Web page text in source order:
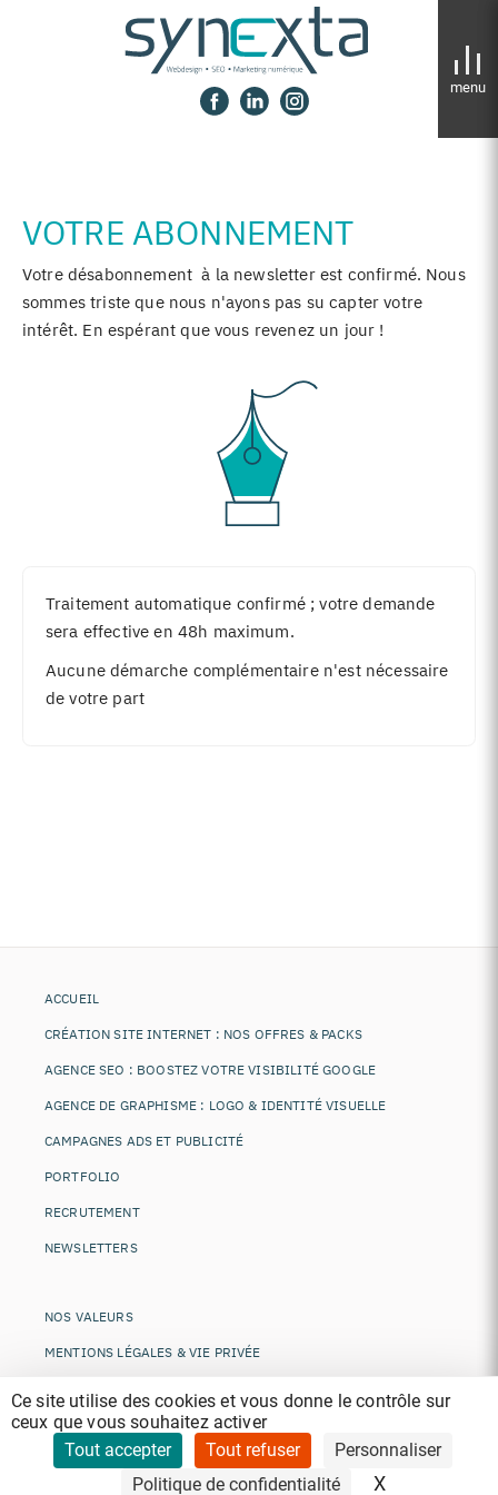
Panneau de gestion des cookies
Ce site utilise des cookies et vous donne le contrôle sur
ceux que vous souhaitez activer
Tout accepter
Tout refuser
Personnaliser
Politique de confidentialité
XMasquer le
VOTRE ABONNEMENT
Votre désabonnement à la newsletter est confirmé. Nous
sommes triste que nous n'ayons pas su capter votre
intérêt. En espérant que vous revenez un jour !
Traitement automatique confirmé ; votre demande
sera effective en 48h maximum.
Aucune démarche complémentaire n'est nécessaire
de votre part
ACCUEIL
CRÉATION SITE INTERNET : NOS OFFRES & PACKS
AGENCE SEO : BOOSTEZ VOTRE VISIBILITÉ GOOGLE
AGENCE DE GRAPHISME : LOGO & IDENTITÉ VISUELLE
CAMPAGNES ADS ET PUBLICITÉ
PORTFOLIO
RECRUTEMENT
NEWSLETTERS
NOS VALEURS
MENTIONS LÉGALES & VIE PRIVÉE
CONTACTEZ-NOUS
LAISSEZ UN AVIS !